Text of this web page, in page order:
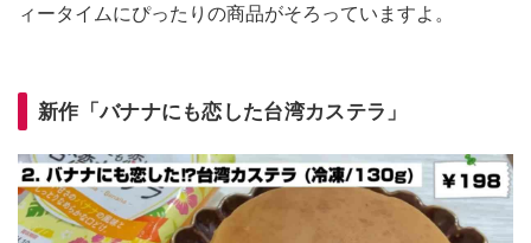
ィータイムにぴったりの商品がそろっていますよ。
新作「バナナにも恋した台湾カステラ」